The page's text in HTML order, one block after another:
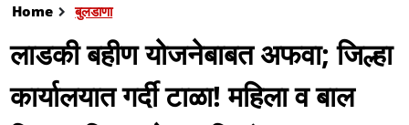
Home बुलडाणा
लाडकी बहीण योजनेबाबत अफवा; जिल्हा
कार्यालयात गर्दी टाळा! महिला व बाल